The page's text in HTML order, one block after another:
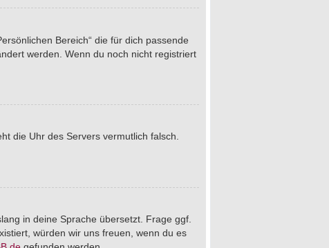
Bereich“ die für dich passende
werden. Wenn du noch nicht registriert
die Uhr des Servers vermutlich falsch.
in deine Sprache übersetzt. Frage ggf.
würden wir uns freuen, wenn du es